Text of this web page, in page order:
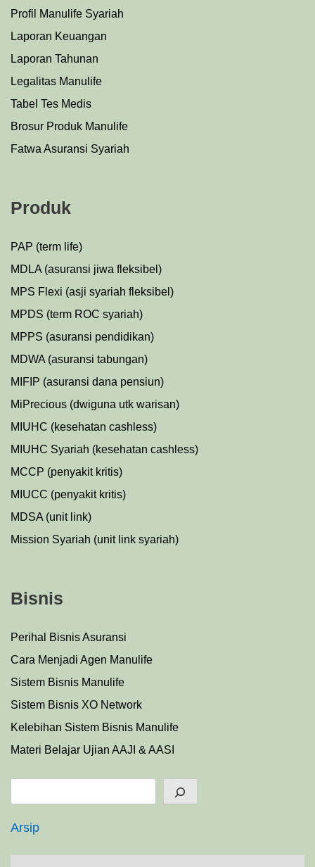
Profil Manulife Syariah
Laporan Keuangan
Laporan Tahunan
Legalitas Manulife
Tabel Tes Medis
Brosur Produk Manulife
Fatwa Asuransi Syariah
Produk
PAP (term life)
MDLA (asuransi jiwa fleksibel)
MPS Flexi (asji syariah fleksibel)
MPDS (term ROC syariah)
MPPS (asuransi pendidikan)
MDWA (asuransi tabungan)
MIFIP (asuransi dana pensiun)
MiPrecious (dwiguna utk warisan)
MIUHC (kesehatan cashless)
MIUHC Syariah (kesehatan cashless)
MCCP (penyakit kritis)
MIUCC (penyakit kritis)
MDSA (unit link)
Mission Syariah (unit link syariah)
Bisnis
Perihal Bisnis Asuransi
Cara Menjadi Agen Manulife
Sistem Bisnis Manulife
Sistem Bisnis XO Network
Kelebihan Sistem Bisnis Manulife
Materi Belajar Ujian AAJI & AASI
Arsip